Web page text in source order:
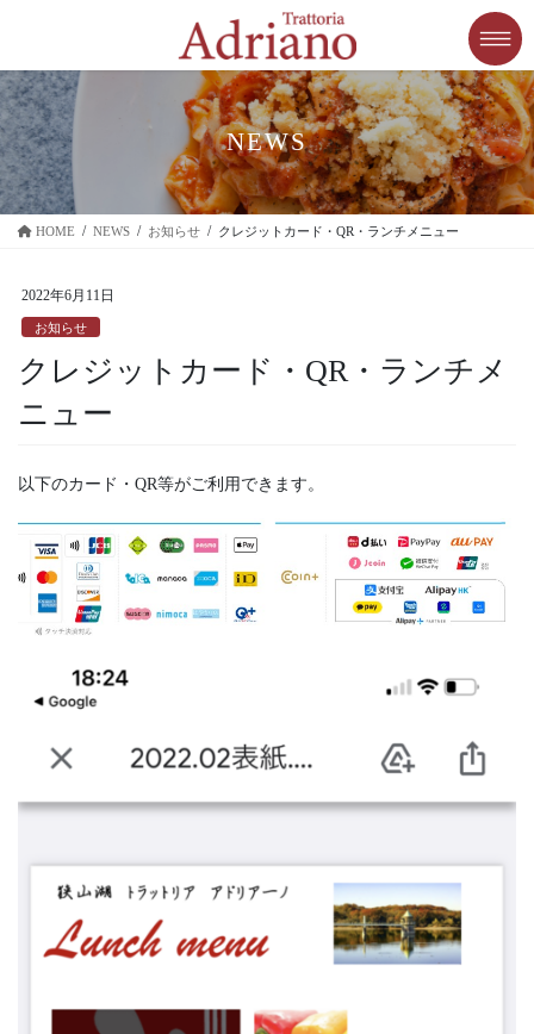
ン
ツ
に
移
動
ー
シ
ョ
ン
に
移
NEWS
HOME NEWS お知らせ クレジットカード・QR・ランチメニュー
2022年6月11日
お知らせ
クレジットカード・QR・ランチメ
ニュー
以下のカード・QR等がご利用できます。